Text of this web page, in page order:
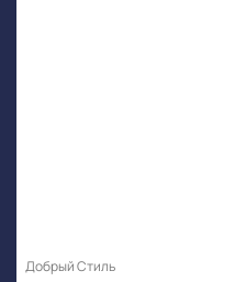
Добрый Стиль